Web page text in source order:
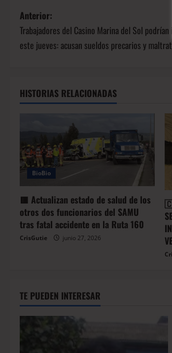
Anterior:
Trabajadores del Casino Marina del Sol
este jueves: acusan sueldos precarios y
HISTORIAS RELACIONADAS
BioBio
🟥 Actualizan estado de salud de los
otros dos funcionarios del SAMU
tras fatal accidente en la Ruta 160
CrisGutie junio 27, 2026
TE PUEDEN INTERESAR